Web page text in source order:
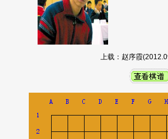
上载：赵序霞